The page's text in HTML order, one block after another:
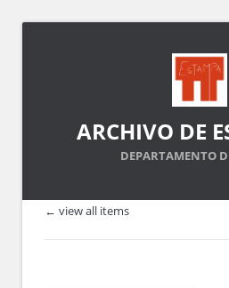
ARCHIVO DE
DEPARTAMENTO
← view all items